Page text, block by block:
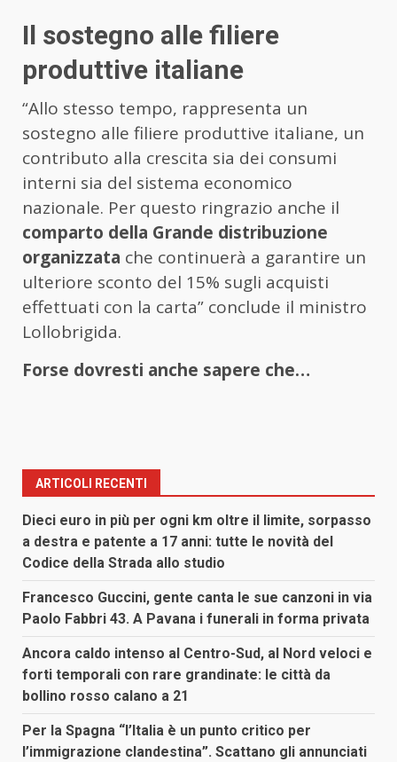
Il sostegno alle filiere
produttive italiane
“Allo stesso tempo, rappresenta un
sostegno alle filiere produttive italiane, un
contributo alla crescita sia dei consumi
interni sia del sistema economico
nazionale. Per questo ringrazio anche il
comparto della Grande distribuzione
organizzata che continuerà a garantire un
ulteriore sconto del 15% sugli acquisti
effettuati con la carta” conclude il ministro
Lollobrigida.
Forse dovresti anche sapere che…
ARTICOLI RECENTI
Dieci euro in più per ogni km oltre il limite, sorpasso
a destra e patente a 17 anni: tutte le novità del
Codice della Strada allo studio
Francesco Guccini, gente canta le sue canzoni in via
Paolo Fabbri 43. A Pavana i funerali in forma privata
Ancora caldo intenso al Centro-Sud, al Nord veloci e
forti temporali con rare grandinate: le città da
bollino rosso calano a 21
Per la Spagna “l’Italia è un punto critico per
l’immigrazione clandestina”. Scattano gli annunciati